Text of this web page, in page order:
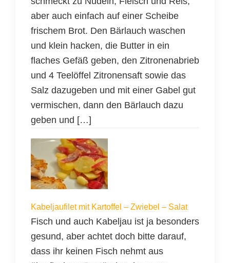
aber auch einfach auf einer Scheibe
frischem Brot. Den Bärlauch waschen
und klein hacken, die Butter in ein
flaches Gefäß geben, den Zitronenabrieb
und 4 Teelöffel Zitronensaft sowie das
Salz dazugeben und mit einer Gabel gut
vermischen, dann den Bärlauch dazu
geben und […]
Kabeljaufilet mit Kartoffel – Zwiebel – Salat
Fisch und auch Kabeljau ist ja besonders
gesund, aber achtet doch bitte darauf,
dass ihr keinen Fisch nehmt aus